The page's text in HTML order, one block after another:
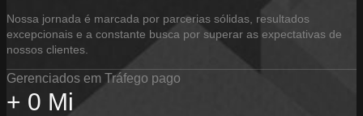
Nossa jornada é marcada por parcerias sólidas, resultados
excepcionais e a constante busca por superar as expectativas de
nossos clientes.
Gerenciados em Tráfego pago
+ 0 Mi